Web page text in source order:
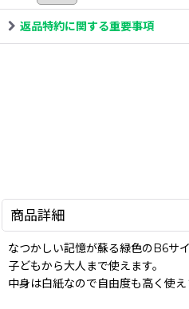
返品特約に関する重要事項
商品詳細
なつかしい記憶が蘇る緑色のB6サイ
子どもから大人まで使えます。
中身は白紙なので自由度も高く使え